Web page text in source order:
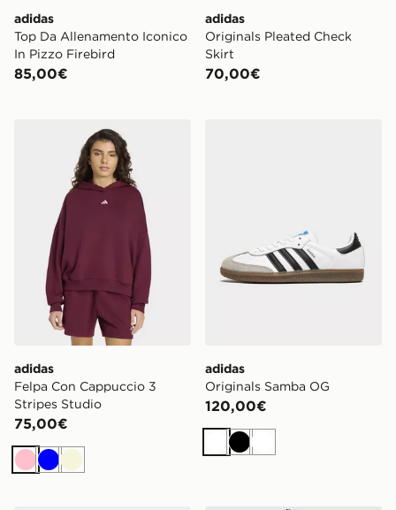
adidas
Top Da Allenamento Iconico
In Pizzo Firebird
85,00€
adidas
Originals Pleated Check
Skirt
70,00€
adidas Felpa Con Cappuccio 3 Stripes Studio
adidas
Felpa Con Cappuccio 3
Stripes Studio
75,00€
RosaBluBeige
adidas
Originals Samba OG
120,00€
Bianco
NeroBianco